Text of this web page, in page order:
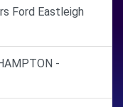
Ford Eastleigh
-